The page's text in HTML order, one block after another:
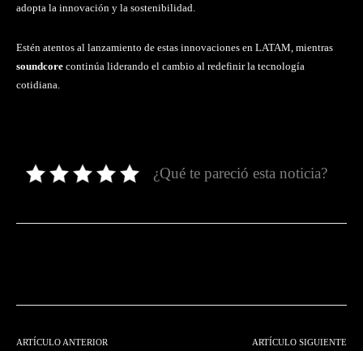
adopta la innovación y la sostenibilidad.
Estén atentos al lanzamiento de estas innovaciones en LATAM, mientras
soundcore continúa liderando el cambio al redefinir la tecnología
cotidiana.
¿Qué te pareció esta noticia?
ARTÍCULO ANTERIOR ARTÍCULO SIGUIENTE